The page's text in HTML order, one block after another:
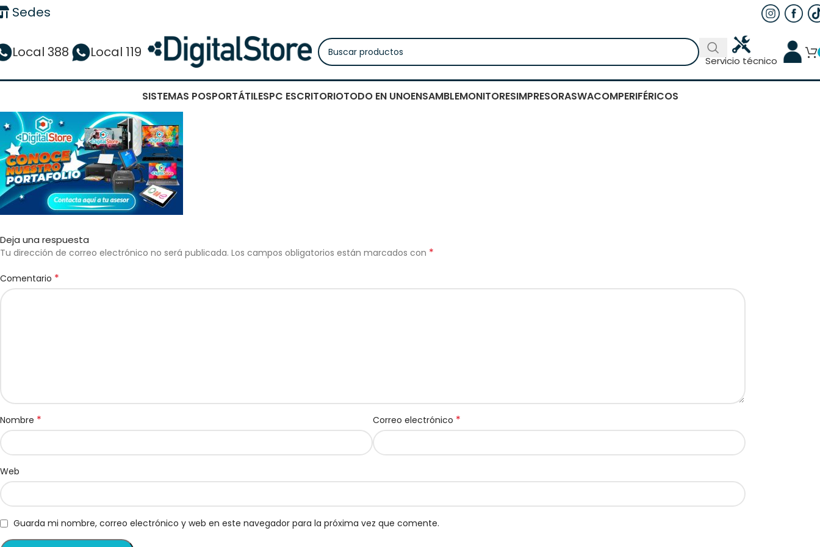
Sedes
Local 388 Local 119
Servicio técnico
SISTEMAS POSPORTÁTILESPC ESCRITORIOTODO EN UNOENSAMBLEMONITORESIMPRESORASWACOMPERIFÉRICOS
Deja una respuesta
Tu dirección de correo electrónico no será publicada. Los campos obligatorios están marcados con *
Comentario *
Nombre * Correo electrónico *
Web
Guarda mi nombre, correo electrónico y web en este navegador para la próxima vez que comente.